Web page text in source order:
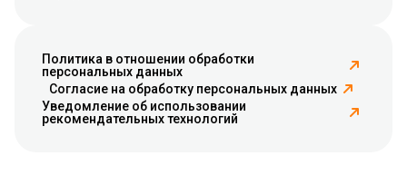
Политика в отношении обработки
персональных данных
Согласие на обработку персональных данных
Уведомление об использовании
рекомендательных технологий